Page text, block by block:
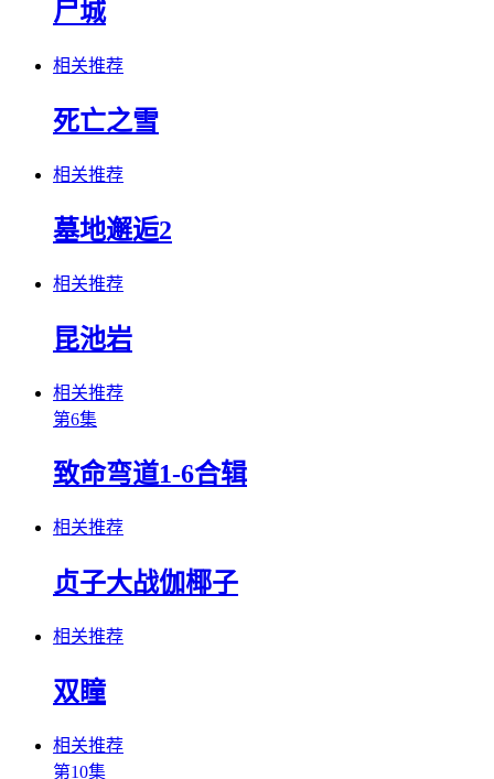
尸城
相关推荐
死亡之雪
相关推荐
墓地邂逅2
相关推荐
昆池岩
相关推荐
第6集
致命弯道1-6合辑
相关推荐
贞子大战伽椰子
相关推荐
双瞳
相关推荐
第10集